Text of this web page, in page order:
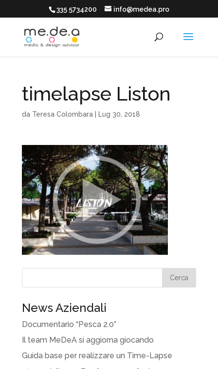
335 5734200 info@medea.pro
timelapse Liston
da Teresa Colombara| Lug 30, 2018
News Aziendali
Documentario “Pesca 2.0”
Il team MeDeA si aggiorna giocando
Guida base per realizzare un Time-Lapse